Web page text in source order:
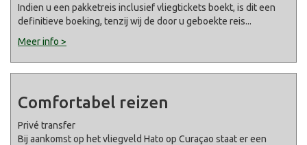
Indien u een pakketreis inclusief vliegtickets boekt, is dit een
definitieve boeking, tenzij wij de door u geboekte reis...
Meer info >
Comfortabel reizen
Privé transfer
Bij aankomst op het vliegveld Hato op Curaçao staat er een